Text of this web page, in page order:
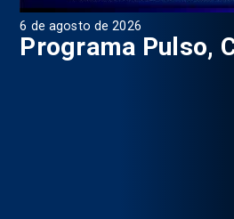
6 de agosto de 2026
Programa Pulso,